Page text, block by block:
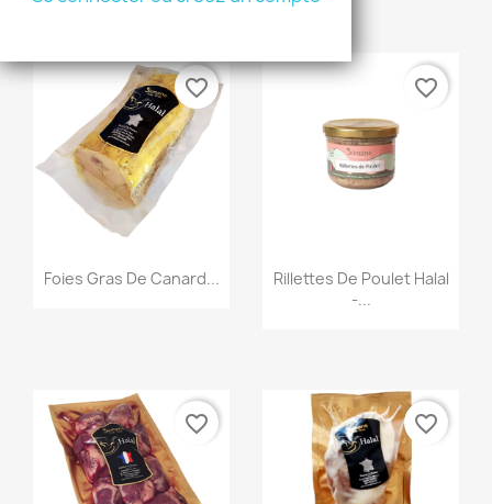
Aperçu rapide
Foies Gras De Canard...
favorite_border
Aperçu rapide
Rillettes De Poulet Halal
-...
favorite_border
favorite_border favorite_border